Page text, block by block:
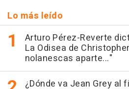
Lo más leído
Arturo Pérez-Reverte
La Odisea de
nolanescas aparte..."
¿Dónde va Jean Grey al